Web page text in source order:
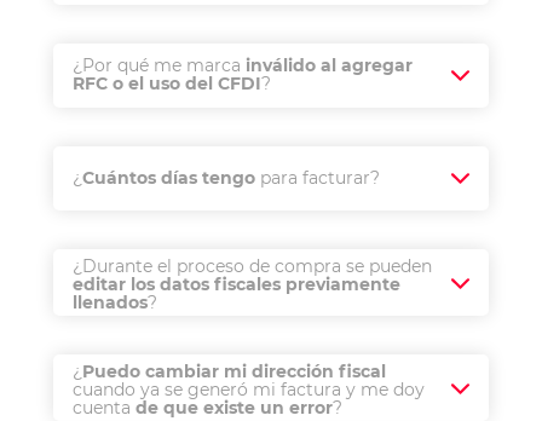
¿Por qué me marca inválido al agregar
RFC o el uso del CFDI?
¿Cuántos días tengo para facturar?
¿Durante el proceso de compra se pueden
editar los datos fiscales previamente
llenados?
¿ Puedo cambiar mi dirección fiscal
cuando ya se generó mi factura y me doy
cuentade que existe un error?